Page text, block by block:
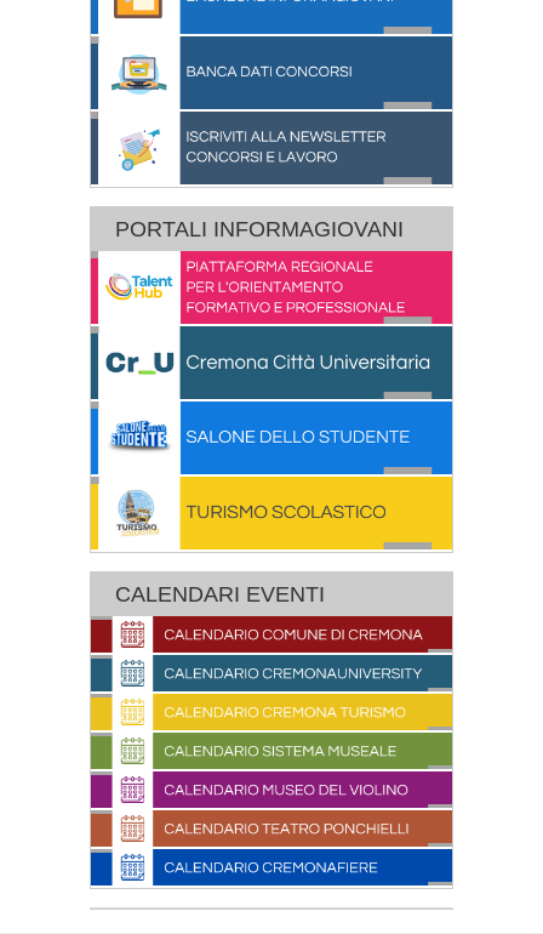
PORTALI INFORMAGIOVANI
CALENDARI EVENTI